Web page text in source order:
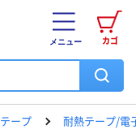
カゴ
メニュー
テープ 耐熱テープ/電